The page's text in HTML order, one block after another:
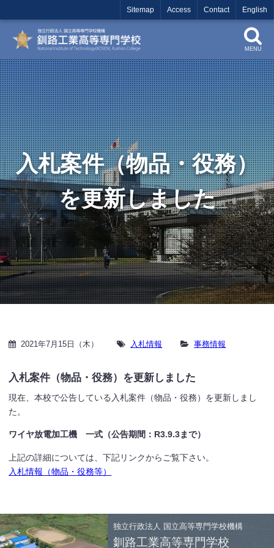
Sitemap Access Contact English
MENU
入札案件（物品・役務）
を更新しました
2021年7月15日（木） 入札情報 事務情報
入札案件（物品・役務）を更新しました
現在、本校で公告している入札案件（物品・役務）を更新しまし
た。
ワイヤ放電加工機 一式（公告期間：R3.9.3まで）
上記の詳細については、下記リンクからご覧下さい。
入札情報（物品・役務等）
独立行政法人 国立高等専門学校機構
釧路工業高等専門学校